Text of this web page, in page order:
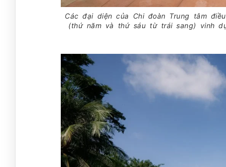
Các đại diện của Chi đoàn Trung tâm
(thứ năm và thứ sáu từ trái sang) vinh